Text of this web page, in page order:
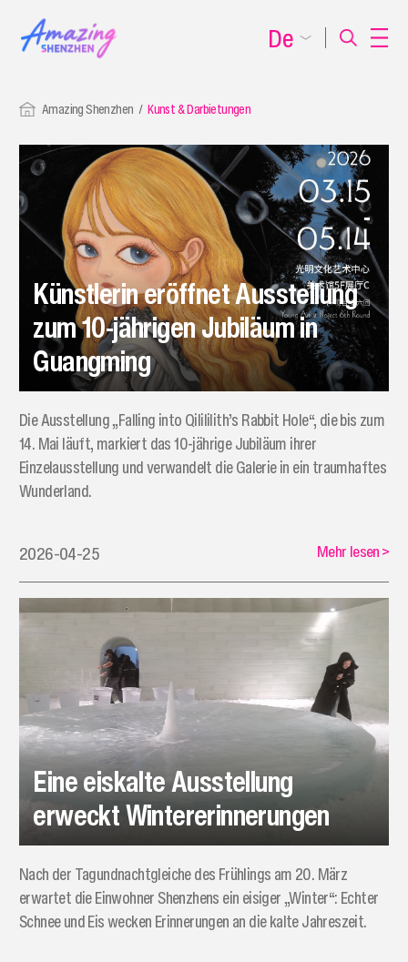
Amazing Shenzhen Kunst & Darbietungen
Künstlerin eröffnet Ausstellung
zum 10-jährigen Jubiläum in
Guangming
Die Ausstellung „Falling into Qilililith’s Rabbit Hole“, die bis zum
14. Mai läuft, markiert das 10-jährige Jubiläum ihrer
Einzelausstellung und verwandelt die Galerie in ein traumhaftes
Wunderland.
2026-04-25 Mehr lesen>
Eine eiskalte Ausstellung
erweckt Wintererinnerungen
Nach der Tagundnachtgleiche des Frühlings am 20. März
erwartet die Einwohner Shenzhens ein eisiger „Winter“: Echter
Schnee und Eis wecken Erinnerungen an die kalte Jahreszeit.
De